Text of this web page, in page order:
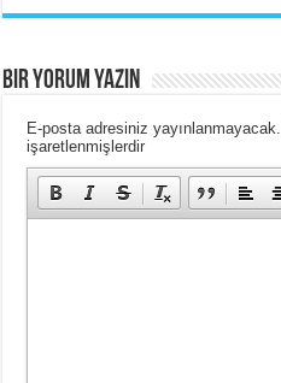
BIR YORUM YAZIN
E-posta adresiniz yayınlanmayacak.
işaretlenmişlerdir